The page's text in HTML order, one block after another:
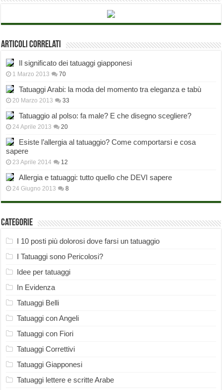
Articoli correlati
Il significato dei tatuaggi giapponesi
1 Marzo 2013 70
Tatuaggi Arabi: la moda del momento tra eleganza e tabù
20 Marzo 2013 33
Tatuaggio al polso: fa male? E che disegno scegliere?
24 Aprile 2013 20
Esiste l’allergia al tatuaggio? Come comportarsi e cosa
sapere
23 Aprile 2014 12
Allergia e tatuaggi: tutto quello che DEVI sapere
24 Giugno 2013 8
Categorie
I 10 posti più dolorosi dove farsi un tatuaggio
I Tatuaggi sono Pericolosi?
Idee per tatuaggi
In Evidenza
Tatuaggi Belli
Tatuaggi con Angeli
Tatuaggi con Fiori
Tatuaggi Correttivi
Tatuaggi Giapponesi
Tatuaggi lettere e scritte Arabe